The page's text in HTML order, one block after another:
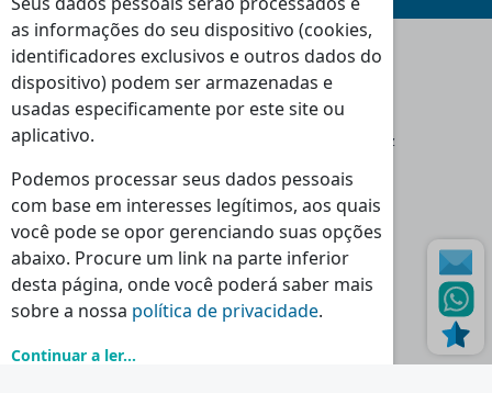
as informações do seu dispositivo (cookies,
identificadores exclusivos e outros dados do
dispositivo) podem ser armazenadas e
usadas especificamente por este site ou
aplicativo.
Podemos processar seus dados pessoais
com base em interesses legítimos, aos quais
você pode se opor gerenciando suas opções
abaixo. Procure um link na parte inferior
desta página, onde você poderá saber mais
sobre a nossa política de privacidade.
Continuar a ler...
Moradas
Loja Massamá:
Rua Indústrias 46-48 Massamá 2745-838 Queluz
Rua dos Polomes 2C, 2560-321 Torres Vedras
Horário
Seg - Sex:
09:00 - 13:00
14:30 - 18:30
Sáb - Dom - Feriados:
Encerrado